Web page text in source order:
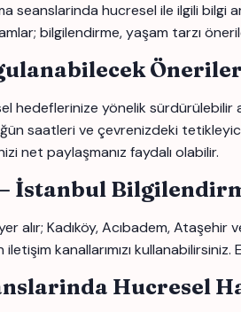
seanslarinda hucresel ile ilgili bilgi
bilgilendirme, yaşam tarzı
Öneriler
hedeflerinize yönelik sürdürülebilir
saatleri ve çevrenizdeki
net paylaşmanız faydalı olabilir.
İstanbul
alır; Kadıköy, Acıbadem,
kanallarımızı
Hucresel